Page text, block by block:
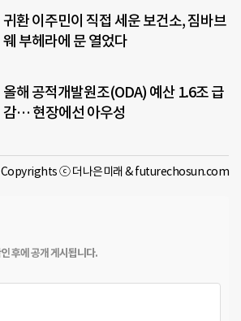
귀환 이주민이 직접 세운 보건소, 짐바브
웨 부헤라에 문 열었다
올해 공적개발원조(ODA) 예산 1.6조 급
감… 현장에선 아우성
Copyrights ⓒ 더나은미래 & futurechosun.com